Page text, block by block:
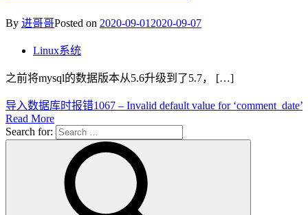
By 进哥哥Posted on 2020-09-01 2020-09-07
Linux系统
之前将mysql的数据版本从5.6升级到了5.7， […]
导入数据库时报错1067 – Invalid default value for ‘comment_date’
Read More
Search for: